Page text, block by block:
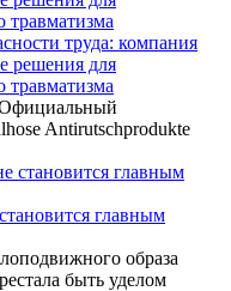
труда: компания
решения для
травматизма
Официальный
Antirutschprodukte
главным
образа
быть уделом